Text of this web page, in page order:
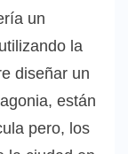
un
la
diseñar un
están
pero, los